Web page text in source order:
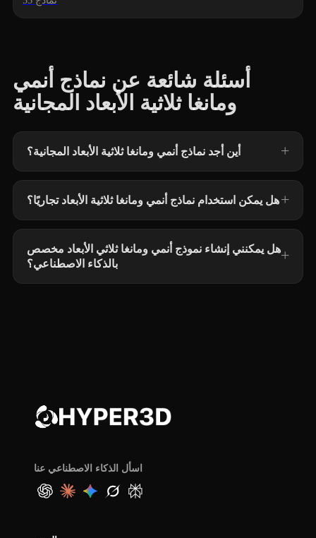
أسئلة شائعة عن نماذج أنمي
ومانغا ثلاثية الأبعاد المجانية
أين أجد نماذج أنمي ومانغا ثلاثية الأبعاد المجانية؟
هل يمكن استخدام نماذج أنمي ومانغا ثلاثية الأبعاد تجاريًا؟
هل يمكنني إنشاء نموذج أنمي ومانغا ثلاثي الأبعاد مخصص
بالذكاء الاصطناعي؟
اسأل الذكاء الاصطناعي عنا